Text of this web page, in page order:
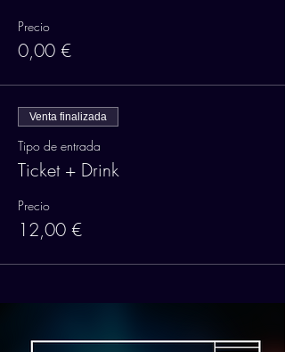
Precio
0,00 €
Venta finalizada
Tipo de entrada
Ticket + Drink
Precio
12,00 €